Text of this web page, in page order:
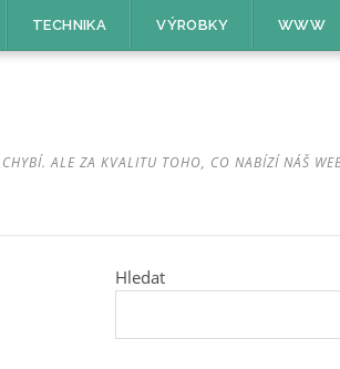
TECHNIKA VÝROBKY WWW
ALE ZA KVALITU TOHO, CO NABÍZÍ NÁŠ
Hledat